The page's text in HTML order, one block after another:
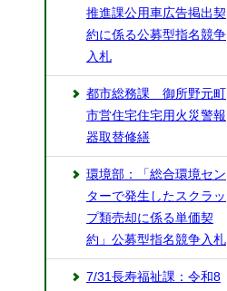
推進課公用車広告掲出契
約に係る公募型指名競争
入札
都市総務課 御所野元町
市営住宅住宅用火災警報
器取替修繕
環境部：「総合環境セン
ターで発生したスクラッ
プ類売却に係る単価契
約」公募型指名競争入札
7/31長寿福祉課：令和8